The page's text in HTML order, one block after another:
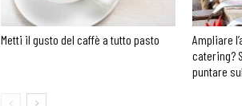
Metti il gusto del caffè a tutto pasto
Ampliare
catering?
puntare